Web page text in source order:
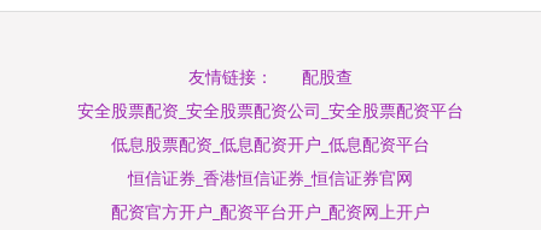
友情链接：
配股查
安全股票配资_安全股票配资公司_安全股票配资平台
低息股票配资_低息配资开户_低息配资平台
恒信证券_香港恒信证券_恒信证券官网
配资官方开户_配资平台开户_配资网上开户